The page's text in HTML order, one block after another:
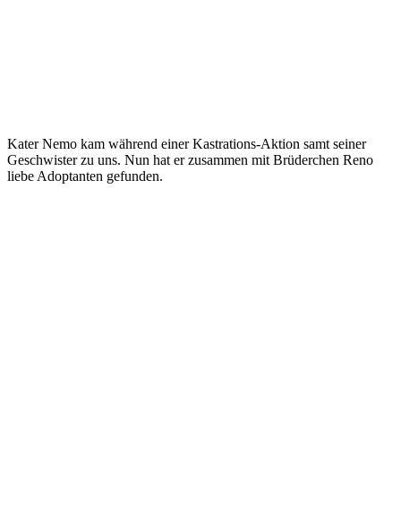
Kater Nemo kam während einer Kastrations-Aktion samt seiner
Geschwister zu uns. Nun hat er zusammen mit Brüderchen Reno
liebe Adoptanten gefunden.